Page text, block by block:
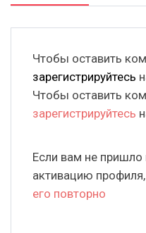
Чтобы оставить
зарегистрируйтесь
Чтобы оставить
зарегистрируйтесь
Если вам не
активацию
его повторно